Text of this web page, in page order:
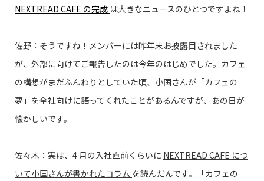
NEXTREAD CAFE の完成 は大きなニュースのひとつですよね！
佐野：そうですね！メンバーには昨年末お披露目されました
が、外部に向けてご報告したのは今年のはじめでした。カフェ
の構想がまだふんわりとしていた頃、小国さんが「カフェの
夢」を全社向けに語ってくれたことがあるんですが、あの日が
懐かしいです。
佐々木：実は、4 月の入社直前くらいに NEXTREAD CAFE につ
いて小国さんが書かれたコラム を読んだんです。「カフェの